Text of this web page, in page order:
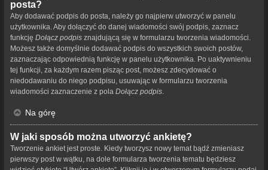
posta?
Aby dodawać podpis do posta, należy go najpierw utworzyć w panelu
użytkownika. Aby dołączyć do danej wiadomości swój podpis, zaznacz
funkcję Dołącz podpis znajdującą się w formularzu tworzenia wiadomości.
Możesz także domyślnie dodawać podpis do wszystkich swoich postów,
zaznaczając odpowiednią funkcję w panelu użytkownika. Po uaktywnieniu
tej funkcji, za każdym razem pisząc post, możesz zdecydować o
niedodawaniu do niego podpisu, usuwając w formularzu tworzenia
wiadomości zaznaczenie z pola Dołącz podpis
Na górę
W jaki sposób można utworzyć ankietę?
Tworzenie ankiet jest proste. Kiedy tworzysz nowy temat bądź zmieniasz
pierwszy post w wątku, na dole formularza tworzenia tematu będziesz